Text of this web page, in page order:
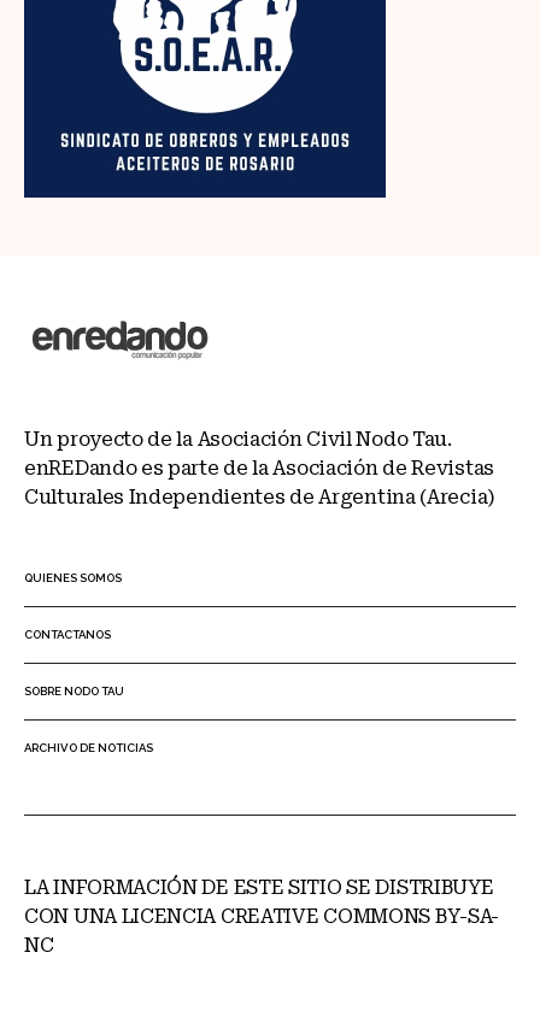
Un proyecto de la Asociación Civil Nodo Tau.
enREDando es parte de la Asociación de Revistas
Culturales Independientes de Argentina (Arecia)
QUIENES SOMOS
CONTACTANOS
SOBRE NODO TAU
ARCHIVO DE NOTICIAS
LA INFORMACIÓN DE ESTE SITIO SE DISTRIBUYE
CON UNA LICENCIA CREATIVE COMMONS BY-SA-
NC